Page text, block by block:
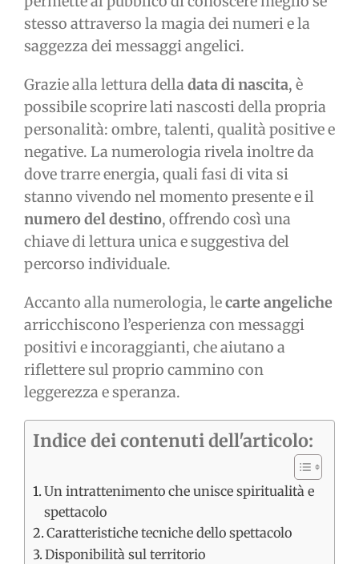
stesso attraverso la magia dei numeri e la
saggezza dei messaggi angelici.
Grazie alla lettura delladata di nascita, è
possibile scoprire lati nascosti della propria
personalità: ombre, talenti, qualità positive e
negative. La numerologia rivela inoltre da
dove trarre energia, quali fasi di vita si
stanno vivendo nel momento presente e il
numero del destino, offrendo così una
chiave di lettura unica e suggestiva del
percorso individuale.
Accanto alla numerologia, lecarte angeliche
arricchiscono l’esperienza con messaggi
positivi e incoraggianti, che aiutano a
riflettere sul proprio cammino con
leggerezza e speranza.
Indice dei contenuti dell'articolo:
Un intrattenimento che unisce spiritualità e
spettacolo
Caratteristiche tecniche dello spettacolo
Disponibilità sul territorio